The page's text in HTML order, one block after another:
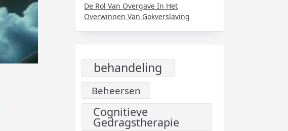
De Rol Van Overgave In Het
Overwinnen Van Gokverslaving
behandeling
Beheersen
Cognitieve
Gedragstherapie